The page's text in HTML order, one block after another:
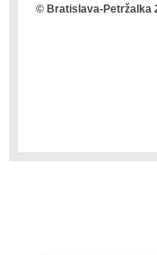
© Bratislava-Petržalka